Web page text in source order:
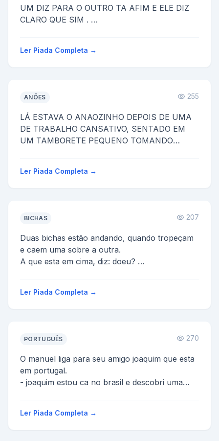
UM DIZ PARA O OUTRO TA AFIM E ELE DIZ
CLARO QUE SIM .
Ler Piada Completa →
ANÕES 255
LÁ ESTAVA O ANAOZINHO DEPOIS DE UMA
DE TRABALHO CANSATIVO, SENTADO EM
UM TAMBORETE PEQUENO TOMANDO
Ler Piada Completa →
BICHAS 207
Duas bichas estão andando, quando tropeçam
e caem uma sobre a outra.
A que esta em cima, diz: doeu?
Ler Piada Completa →
PORTUGUÊS 270
O manuel liga para seu amigo joaquim que esta
em portugal.
- joaquim estou ca no brasil e descobri uma
Ler Piada Completa →